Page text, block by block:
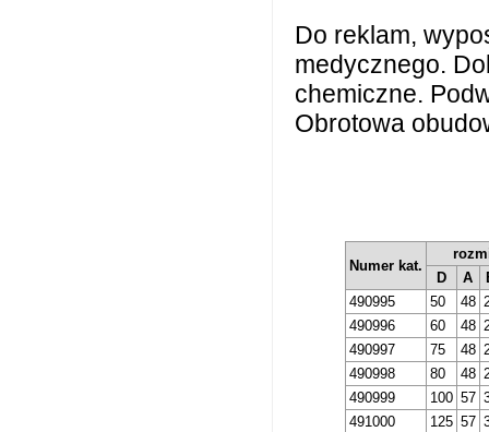
Do reklam,
medycznego.
chemiczne.
Obrotowa
Numer kat.
D
A
490995
50 48
490996
60 48
490997
75 48
490998
80 48
490999
100 57
491000
125 57